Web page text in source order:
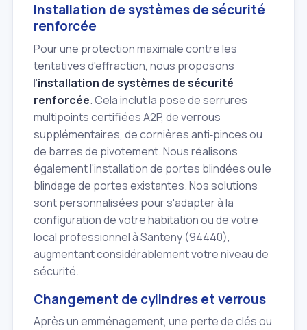
Installation de systèmes de sécurité
renforcée
Pour une protection maximale contre les
tentatives d'effraction, nous proposons
l'installation de systèmes de sécurité
renforcée. Cela inclut la pose de serrures
multipoints certifiées A2P, de verrous
supplémentaires, de cornières anti‑pinces ou
de barres de pivotement. Nous réalisons
également l'installation de portes blindées ou le
blindage de portes existantes. Nos solutions
sont personnalisées pour s'adapter à la
configuration de votre habitation ou de votre
local professionnel à Santeny (94440),
augmentant considérablement votre niveau de
sécurité.
Changement de cylindres et verrous
Après un emménagement, une perte de clés ou